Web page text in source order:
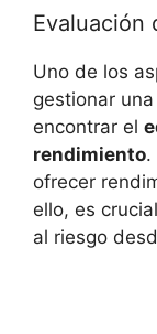
Evaluación
Uno ‌de ‍los
gestionar
encontrar el
rendimiento.
ofrecer
ello, es⁤
al⁤ riesgo​